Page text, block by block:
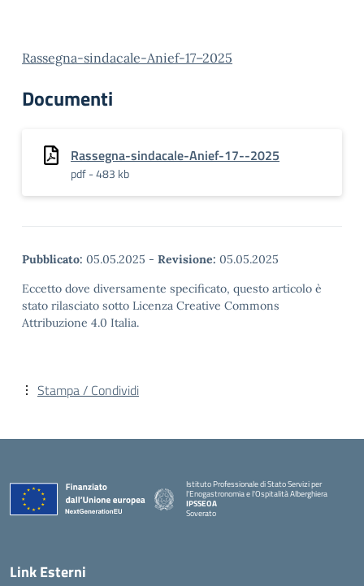
Rassegna-sindacale-Anief-17–2025
Documenti
Rassegna-sindacale-Anief-17--2025
pdf - 483 kb
Pubblicato: 05.05.2025 - Revisione: 05.05.2025
Eccetto dove diversamente specificato, questo articolo è
stato rilasciato sotto Licenza Creative Commons
Attribuzione 4.0 Italia.
Stampa / Condividi
Istituto Professionale di Stato Servizi per
l'Enogastronomia e l'Ospitalità Alberghiera
IPSSEOA
Soverato
Link Esterni